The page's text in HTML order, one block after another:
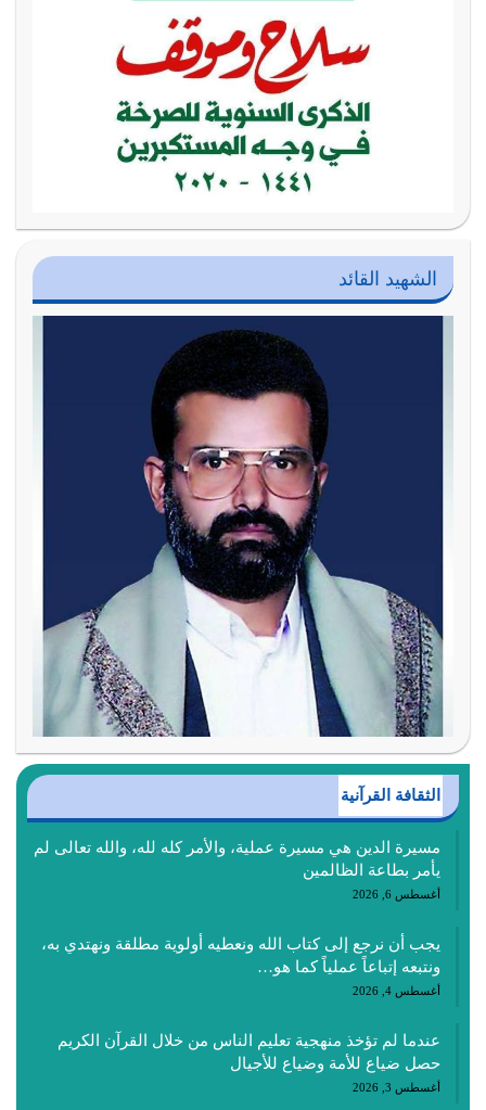
الشهيد القائد
الثقافة القرآنية
مسيرة الدين هي مسيرة عملية، والأمر كله لله، والله تعالى لم
يأمر بطاعة الظالمين
أغسطس 6, 2026
يجب أن نرجع إلى كتاب الله ونعطيه أولوية مطلقة ونهتدي به،
ونتبعه إتباعاً عملياً كما هو…
أغسطس 4, 2026
عندما لم تؤخذ منهجية تعليم الناس من خلال القرآن الكريم
حصل ضياع للأمة وضياع للأجيال
أغسطس 3, 2026